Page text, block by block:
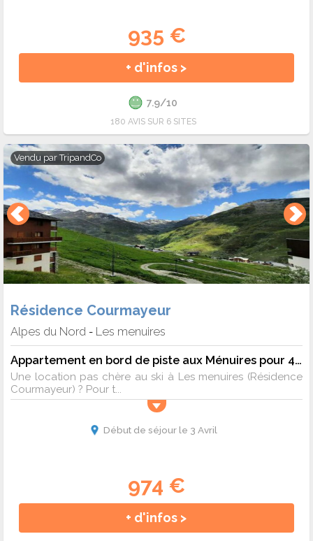
935 €
+ d'infos >
7.9/10
180 AVIS SUR 6 SITES
Vendu parTripandCo
Résidence Courmayeur
Alpes du Nord - Les menuires
Appartement en bord de piste aux Ménuires pour 4 personnes - 4 pers. - 34m2 - TV
Une location pas chère au ski à Les menuires (Résidence
Courmayeur) ? Pour t...
Début de séjour le 3 Avril
974 €
+ d'infos >